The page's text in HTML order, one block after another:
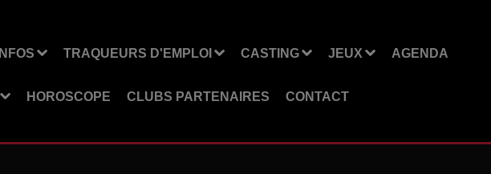
INFOS TRAQUEURS D'EMPLOI CASTING JEUX AGENDA
HOROSCOPE CLUBS PARTENAIRES CONTACT